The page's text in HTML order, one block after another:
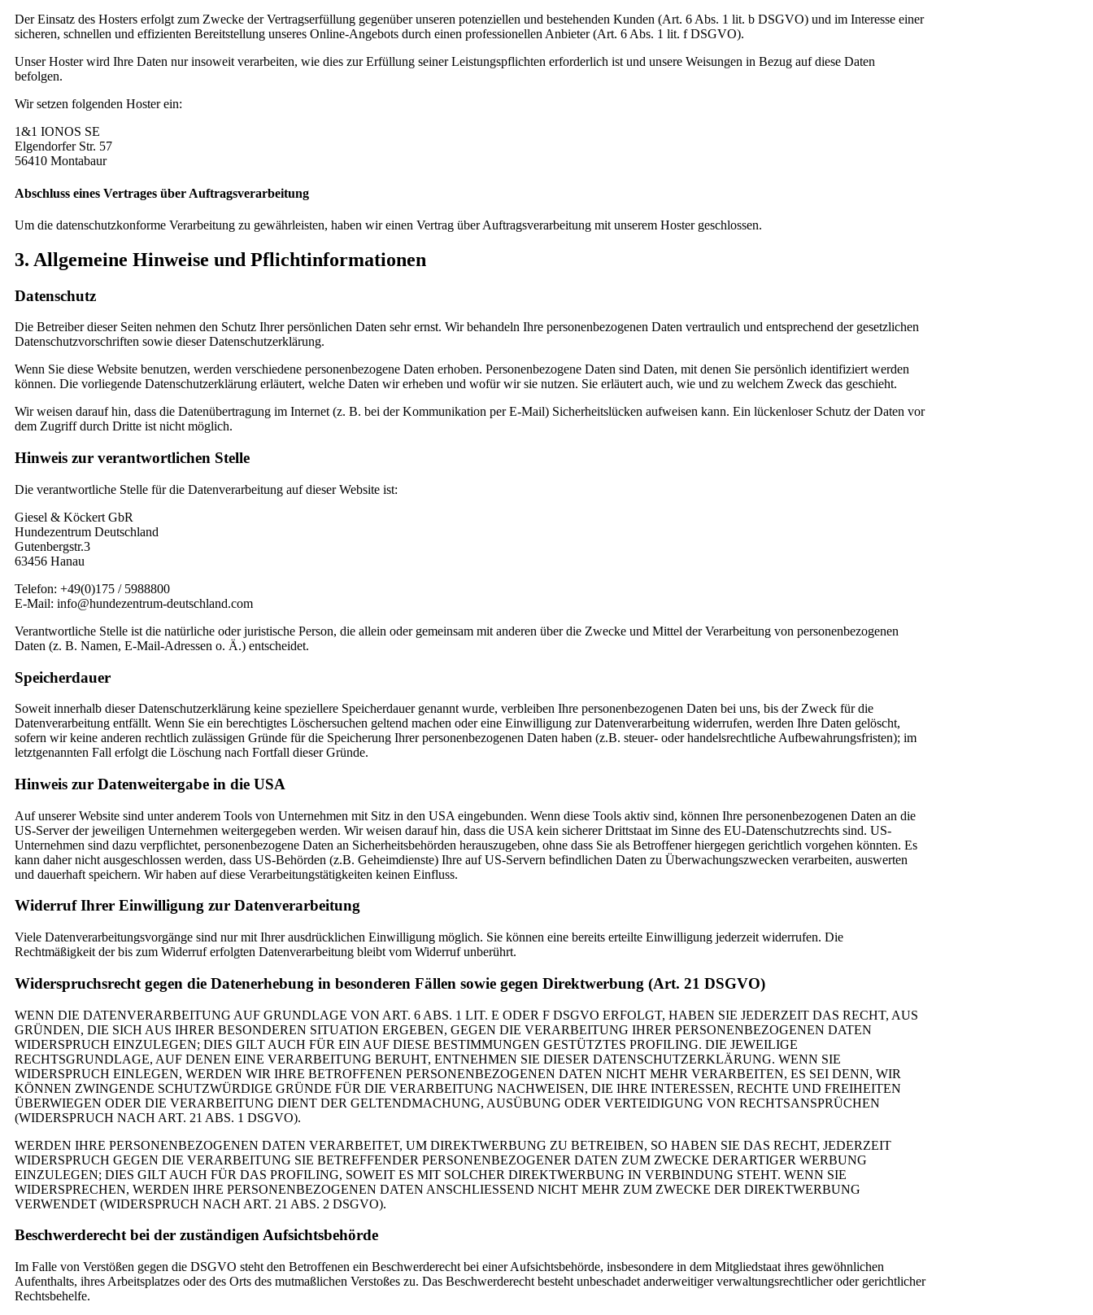
Der Einsatz des Hosters erfolgt zum Zwecke der Vertragserfüllung gegenüber unseren potenziellen und bestehenden Kunden (Art. 6 Abs. 1 lit. b DSGVO) und im Interesse einer
sicheren, schnellen und effizienten Bereitstellung unseres Online-Angebots durch einen professionellen Anbieter (Art. 6 Abs. 1 lit. f DSGVO).
Unser Hoster wird Ihre Daten nur insoweit verarbeiten, wie dies zur Erfüllung seiner Leistungspflichten erforderlich ist und unsere Weisungen in Bezug auf diese Daten
befolgen.
Wir setzen folgenden Hoster ein:
1&1 IONOS SE
Elgendorfer Str. 57
56410 Montabaur
Abschluss eines Vertrages über Auftragsverarbeitung
Um die datenschutzkonforme Verarbeitung zu gewährleisten, haben wir einen Vertrag über Auftragsverarbeitung mit unserem Hoster geschlossen.
3. Allgemeine Hinweise und Pflicht­informationen
Datenschutz
Die Betreiber dieser Seiten nehmen den Schutz Ihrer persönlichen Daten sehr ernst. Wir behandeln Ihre personenbezogenen Daten vertraulich und entsprechend der gesetzlichen
Datenschutzvorschriften sowie dieser Datenschutzerklärung.
Wenn Sie diese Website benutzen, werden verschiedene personenbezogene Daten erhoben. Personenbezogene Daten sind Daten, mit denen Sie persönlich identifiziert werden
können. Die vorliegende Datenschutzerklärung erläutert, welche Daten wir erheben und wofür wir sie nutzen. Sie erläutert auch, wie und zu welchem Zweck das geschieht.
Wir weisen darauf hin, dass die Datenübertragung im Internet (z. B. bei der Kommunikation per E-Mail) Sicherheitslücken aufweisen kann. Ein lückenloser Schutz der Daten vor
dem Zugriff durch Dritte ist nicht möglich.
Hinweis zur verantwortlichen Stelle
Die verantwortliche Stelle für die Datenverarbeitung auf dieser Website ist:
Giesel & Köckert GbR
Hundezentrum Deutschland
Gutenbergstr.3
63456 Hanau
Telefon: +49(0)175 / 5988800
E-Mail: info@hundezentrum-deutschland.com
Verantwortliche Stelle ist die natürliche oder juristische Person, die allein oder gemeinsam mit anderen über die Zwecke und Mittel der Verarbeitung von personenbezogenen
Daten (z. B. Namen, E-Mail-Adressen o. Ä.) entscheidet.
Speicherdauer
Soweit innerhalb dieser Datenschutzerklärung keine speziellere Speicherdauer genannt wurde, verbleiben Ihre personenbezogenen Daten bei uns, bis der Zweck für die
Datenverarbeitung entfällt. Wenn Sie ein berechtigtes Löschersuchen geltend machen oder eine Einwilligung zur Datenverarbeitung widerrufen, werden Ihre Daten gelöscht,
sofern wir keine anderen rechtlich zulässigen Gründe für die Speicherung Ihrer personenbezogenen Daten haben (z.B. steuer- oder handelsrechtliche Aufbewahrungsfristen); im
letztgenannten Fall erfolgt die Löschung nach Fortfall dieser Gründe.
Hinweis zur Datenweitergabe in die USA
Auf unserer Website sind unter anderem Tools von Unternehmen mit Sitz in den USA eingebunden. Wenn diese Tools aktiv sind, können Ihre personenbezogenen Daten an die
US-Server der jeweiligen Unternehmen weitergegeben werden. Wir weisen darauf hin, dass die USA kein sicherer Drittstaat im Sinne des EU-Datenschutzrechts sind. US-
Unternehmen sind dazu verpflichtet, personenbezogene Daten an Sicherheitsbehörden herauszugeben, ohne dass Sie als Betroffener hiergegen gerichtlich vorgehen könnten. Es
kann daher nicht ausgeschlossen werden, dass US-Behörden (z.B. Geheimdienste) Ihre auf US-Servern befindlichen Daten zu Überwachungszwecken verarbeiten, auswerten
und dauerhaft speichern. Wir haben auf diese Verarbeitungstätigkeiten keinen Einfluss.
Widerruf Ihrer Einwilligung zur Datenverarbeitung
Viele Datenverarbeitungsvorgänge sind nur mit Ihrer ausdrücklichen Einwilligung möglich. Sie können eine bereits erteilte Einwilligung jederzeit widerrufen. Die
Rechtmäßigkeit der bis zum Widerruf erfolgten Datenverarbeitung bleibt vom Widerruf unberührt.
Widerspruchsrecht gegen die Datenerhebung in besonderen Fällen sowie gegen Direktwerbung (Art. 21 DSGVO)
WENN DIE DATENVERARBEITUNG AUF GRUNDLAGE VON ART. 6 ABS. 1 LIT. E ODER F DSGVO ERFOLGT, HABEN SIE JEDERZEIT DAS RECHT, AUS
GRÜNDEN, DIE SICH AUS IHRER BESONDEREN SITUATION ERGEBEN, GEGEN DIE VERARBEITUNG IHRER PERSONENBEZOGENEN DATEN
WIDERSPRUCH EINZULEGEN; DIES GILT AUCH FÜR EIN AUF DIESE BESTIMMUNGEN GESTÜTZTES PROFILING. DIE JEWEILIGE
RECHTSGRUNDLAGE, AUF DENEN EINE VERARBEITUNG BERUHT, ENTNEHMEN SIE DIESER DATENSCHUTZERKLÄRUNG. WENN SIE
WIDERSPRUCH EINLEGEN, WERDEN WIR IHRE BETROFFENEN PERSONENBEZOGENEN DATEN NICHT MEHR VERARBEITEN, ES SEI DENN, WIR
KÖNNEN ZWINGENDE SCHUTZWÜRDIGE GRÜNDE FÜR DIE VERARBEITUNG NACHWEISEN, DIE IHRE INTERESSEN, RECHTE UND FREIHEITEN
ÜBERWIEGEN ODER DIE VERARBEITUNG DIENT DER GELTENDMACHUNG, AUSÜBUNG ODER VERTEIDIGUNG VON RECHTSANSPRÜCHEN
(WIDERSPRUCH NACH ART. 21 ABS. 1 DSGVO).
WERDEN IHRE PERSONENBEZOGENEN DATEN VERARBEITET, UM DIREKTWERBUNG ZU BETREIBEN, SO HABEN SIE DAS RECHT, JEDERZEIT
WIDERSPRUCH GEGEN DIE VERARBEITUNG SIE BETREFFENDER PERSONENBEZOGENER DATEN ZUM ZWECKE DERARTIGER WERBUNG
EINZULEGEN; DIES GILT AUCH FÜR DAS PROFILING, SOWEIT ES MIT SOLCHER DIREKTWERBUNG IN VERBINDUNG STEHT. WENN SIE
WIDERSPRECHEN, WERDEN IHRE PERSONENBEZOGENEN DATEN ANSCHLIESSEND NICHT MEHR ZUM ZWECKE DER DIREKTWERBUNG
VERWENDET (WIDERSPRUCH NACH ART. 21 ABS. 2 DSGVO).
Beschwerde­recht bei der zuständigen Aufsichts­behörde
Im Falle von Verstößen gegen die DSGVO steht den Betroffenen ein Beschwerderecht bei einer Aufsichtsbehörde, insbesondere in dem Mitgliedstaat ihres gewöhnlichen
Aufenthalts, ihres Arbeitsplatzes oder des Orts des mutmaßlichen Verstoßes zu. Das Beschwerderecht besteht unbeschadet anderweitiger verwaltungsrechtlicher oder gerichtlicher
Rechtsbehelfe.